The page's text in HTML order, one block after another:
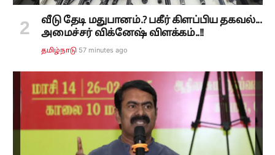
வீடு தேடி மதுபானம்.? பகீர் கிளப்பிய தகவல்...
அமைச்சர் விக்னேஷ் விளக்கம்..!!
தமிழ்நாடு 57 minutes ago